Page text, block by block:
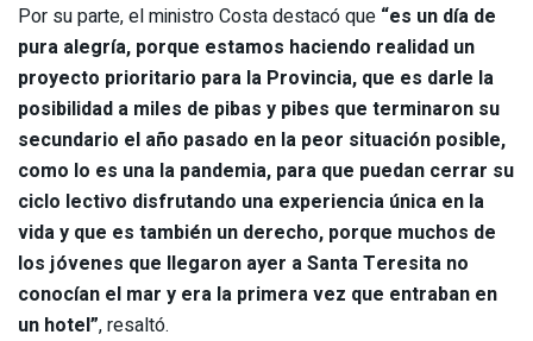
Por su parte, el ministro Costa destacó que “es un día de
pura alegría, porque estamos haciendo realidad un
proyecto prioritario para la Provincia, que es darle la
posibilidad a miles de pibas y pibes que terminaron su
secundario el año pasado en la peor situación posible,
como lo es una la pandemia, para que puedan cerrar su
ciclo lectivo disfrutando una experiencia única en la
vida y que es también un derecho, porque muchos de
los jóvenes que llegaron ayer a Santa Teresita no
conocían el mar y era la primera vez que entraban en
un hotel”, resaltó.